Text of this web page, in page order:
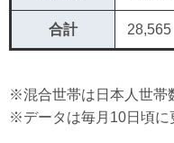
合計 28,565
※混合世帯は日本人世帯
※データは毎月10日頃に